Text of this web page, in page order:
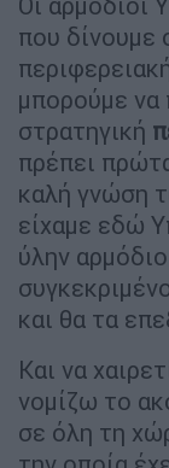
που δίνουμε
μπορούμε να
στρατηγική
πρέπει
καλή γνώση
είχαμε εδώ
ύλην
και θα τα
Και να
νομίζω το
σε όλη τη